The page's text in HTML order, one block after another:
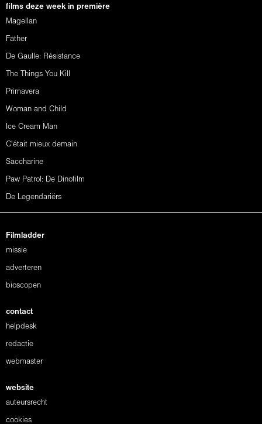
films deze week in première
Magellan
Father
De Gaulle: Résistance
The Things You Kill
Primavera
Woman and Child
Ice Cream Man
C'était mieux demain
Saccharine
Paw Patrol: De Dinofilm
De Legendariërs
Filmladder
missie
adverteren
bioscopen
contact
helpdesk
redactie
webmaster
website
auteursrecht
cookies